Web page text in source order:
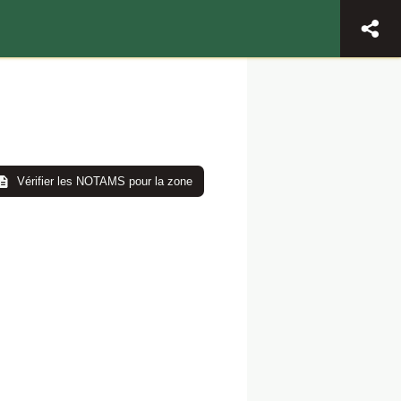
Vérifier les NOTAMS pour la zone